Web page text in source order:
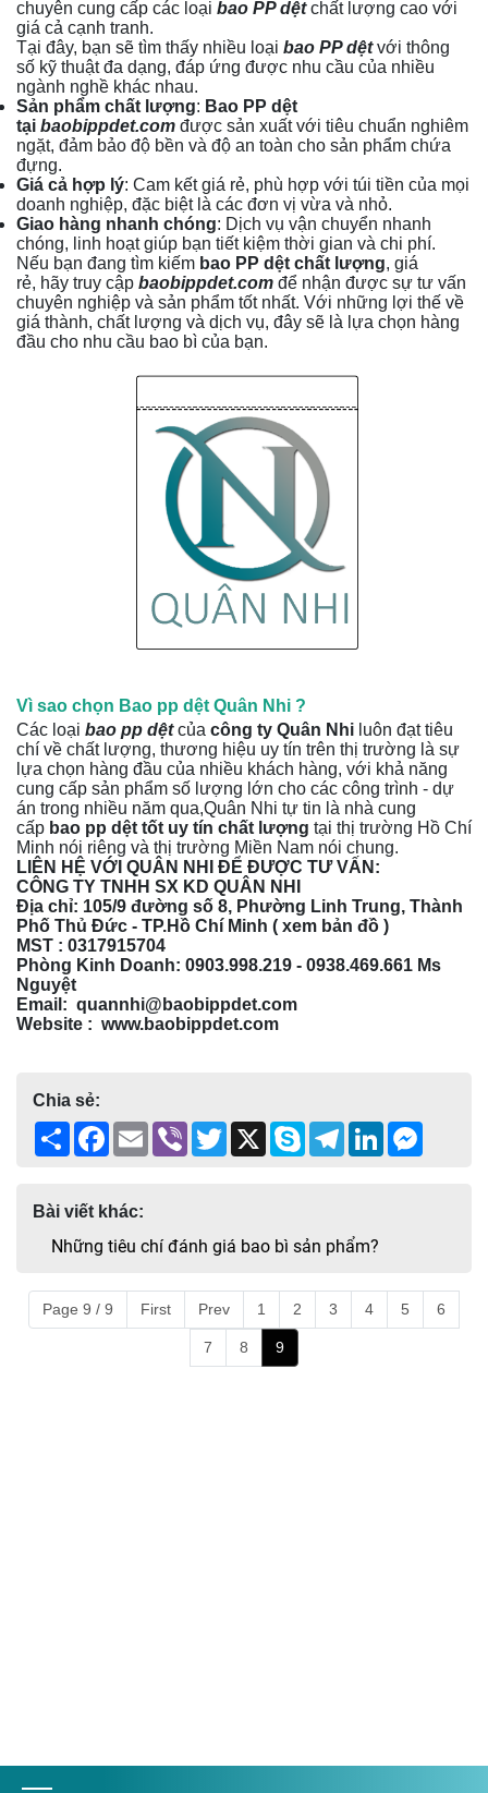
chuyên cung cấp các loại bao PP dệtchất lượng cao với
giá cả cạnh tranh.
Tại đây, bạn sẽ tìm thấy nhiều loại bao PP dệtvới thông
số kỹ thuật đa dạng, đáp ứng được nhu cầu của nhiều
ngành nghề khác nhau.
Sản phẩm chất lượng: Bao PP dệt
tại baobippdet.com được sản xuất với tiêu chuẩn nghiêm
ngặt, đảm bảo độ bền và độ an toàn cho sản phẩm chứa
đựng.
Giá cả hợp lý: Cam kết giá rẻ, phù hợp với túi tiền của mọi
doanh nghiệp, đặc biệt là các đơn vị vừa và nhỏ.
Giao hàng nhanh chóng: Dịch vụ vận chuyển nhanh
chóng, linh hoạt giúp bạn tiết kiệm thời gian và chi phí.
Nếu bạn đang tìm kiếm bao PP dệt chất lượng, giá
rẻ, hãy truy cập baobippdet.com để nhận được sự tư vấn
chuyên nghiệp và sản phẩm tốt nhất. Với những lợi thế về
giá thành, chất lượng và dịch vụ, đây sẽ là lựa chọn hàng
đầu cho nhu cầu bao bì của bạn.
Vì sao chọn Bao pp dệt Quân Nhi ?
Các loại bao pp dệtcủa công ty Quân Nhi luôn đạt tiêu
chí về chất lượng, thương hiệu uy tín trên thị trường là sự
lựa chọn hàng đầu của nhiều khách hàng, với khả năng
cung cấp sản phẩm số lượng lớn cho các công trình - dự
án trong nhiều năm qua,Quân Nhi tự tin là nhà cung
cấp bao pp dệt tốt uy tín chất lượng tại thị trường Hồ Chí
Minh nói riêng và thị trường Miền Nam nói chung.
LIÊN HỆ VỚI QUÂN NHI ĐỂ ĐƯỢC TƯ VẤN:
CÔNG TY TNHH SX KD QUÂN NHI
Địa chỉ: 105/9 đường số 8, Phường Linh Trung, Thành
Phố Thủ Đức - TP.Hồ Chí Minh ( xem bản đồ )
MST : 0317915704
Phòng Kinh Doanh: 0903.998.219 - 0938.469.661 Ms
Nguyệt
Email: quannhi@baobippdet.com
Website : www.baobippdet.com
Chia sẻ:
ShareFacebook
EmailViber Twitter
X SkypeTelegramLinkedIn
Bài viết khác:
Những tiêu chí đánh giá bao bì sản phẩm?
Page 9 / 9 First Prev 1 2 3 4 5 6
7 8 9